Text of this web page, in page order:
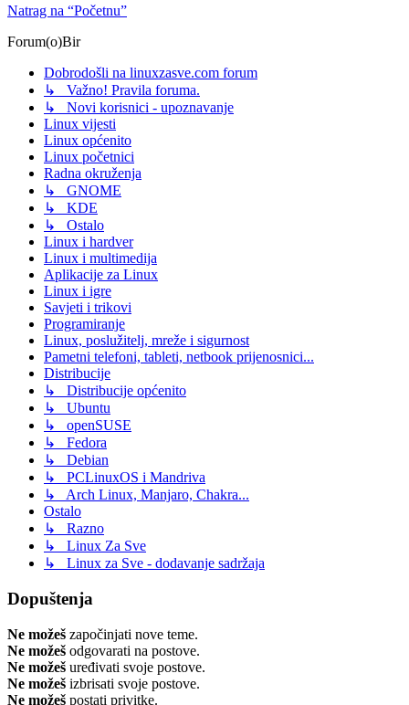
Natrag na “Početnu”
Forum(o)Bir
Dobrodošli na linuxzasve.com forum
↳ Važno! Pravila foruma.
↳ Novi korisnici - upoznavanje
Linux vijesti
Linux općenito
Linux početnici
Radna okruženja
↳ GNOME
↳ KDE
↳ Ostalo
Linux i hardver
Linux i multimedija
Aplikacije za Linux
Linux i igre
Savjeti i trikovi
Programiranje
Linux, poslužitelj, mreže i sigurnost
Pametni telefoni, tableti, netbook prijenosnici...
Distribucije
↳ Distribucije općenito
↳ Ubuntu
↳ openSUSE
↳ Fedora
↳ Debian
↳ PCLinuxOS i Mandriva
↳ Arch Linux, Manjaro, Chakra...
Ostalo
↳ Razno
↳ Linux Za Sve
↳ Linux za Sve - dodavanje sadržaja
Dopuštenja
Ne možeš započinjati nove teme.
Ne možeš odgovarati na postove.
Ne možeš uređivati svoje postove.
Ne možeš izbrisati svoje postove.
Ne možeš postati privitke.